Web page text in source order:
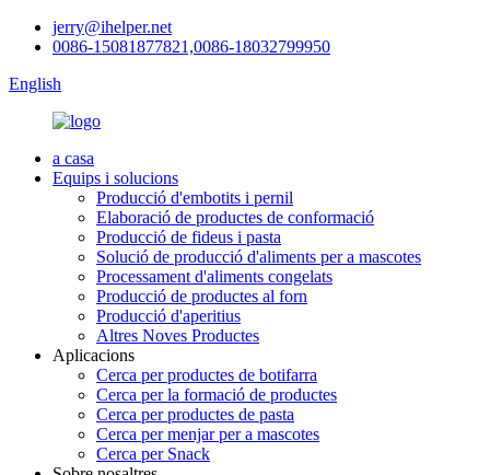
jerry@ihelper.net
0086-15081877821,0086-18032799950
English
a casa
Equips i solucions
Producció d'embotits i pernil
Elaboració de productes de conformació
Producció de fideus i pasta
Solució de producció d'aliments per a mascotes
Processament d'aliments congelats
Producció de productes al forn
Producció d'aperitius
Altres Noves Productes
Aplicacions
Cerca per productes de botifarra
Cerca per la formació de productes
Cerca per productes de pasta
Cerca per menjar per a mascotes
Cerca per Snack